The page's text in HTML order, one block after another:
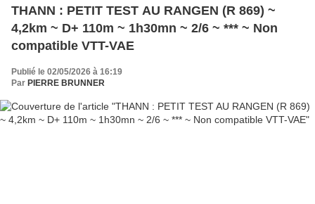
THANN : PETIT TEST AU RANGEN (R 869) ~
4,2km ~ D+ 110m ~ 1h30mn ~ 2/6 ~ *** ~ Non
compatible VTT-VAE
Publié le 02/05/2026 à 16:19
Par PIERRE BRUNNER